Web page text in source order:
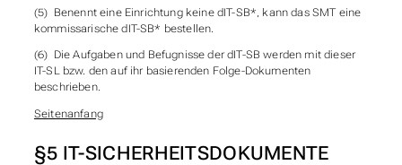
(5) Benennt eine Einrichtung keine dIT-SB*, kann das SMT eine
kommissarische dIT-SB* bestellen.
(6) Die Aufgaben und Befugnisse der dIT-SB werden mit dieser
IT-SL bzw. den auf ihr basierenden Folge-Dokumenten
beschrieben.
Seitenanfang
§5 IT-SICHERHEITSDOKUMENTE